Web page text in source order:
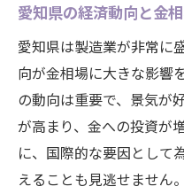
愛知県の経済動向と金
愛知県は製造業が非常に
向が金相場に大きな影響
の動向は重要で、景気が
が高まり、金への投資が
に、国際的な要因として
えることも見逃せません